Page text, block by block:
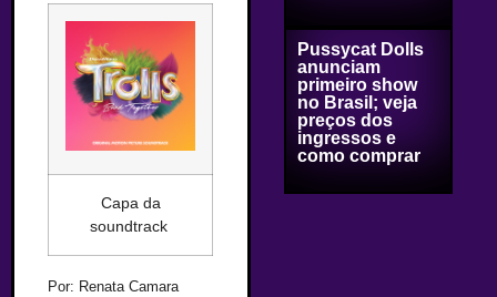
Capa da
soundtrack
Por: Renata Camara
Pussycat Dolls
anunciam
primeiro show
no Brasil; veja
preços dos
ingressos e
como comprar